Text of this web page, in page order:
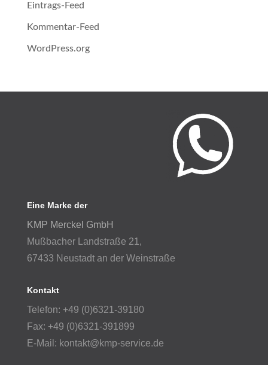
Eintrags-Feed
Kommentar-Feed
WordPress.org
Eine Marke der
KMP Merckel GmbH
Mußbacher Landstraße 21,
67433 Neustadt an der Weinstraße
Kontakt
Telefon: +49 (0)6321-39180
Fax: +49 (0)6321-391899
E-Mail: kontakt@kmp-service.de